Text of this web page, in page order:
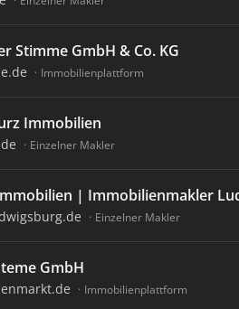
Stimme GmbH & Co. KG
Immobilienplattform
Immobilien
Einzelner Makler
| Immobilienmakler
Einzelner Makler
GmbH
Immobilienplattform